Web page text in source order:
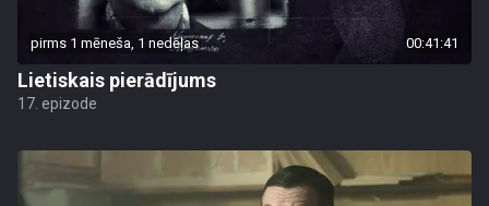
pirms 1 mēneša, 1 nedēļas 00:41:41
Lietiskais pierādījums
17. epizode